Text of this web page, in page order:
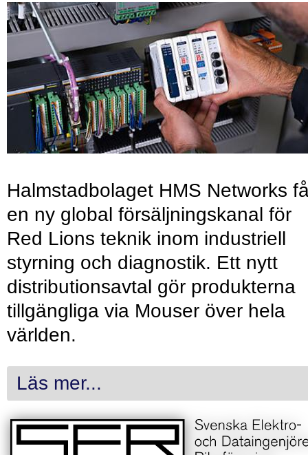
Halmstadbolaget HMS Networks
en ny global försäljningskanal för
Red Lions teknik inom industriell
styrning och diagnostik. Ett nytt
distributionsavtal gör produkterna
tillgängliga via Mouser över hela
världen.
Läs mer...